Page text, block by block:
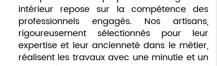
intérieur repose sur la compétence des
professionnels engagés. Nos artisans,
rigoureusement sélectionnés pour leur
expertise et leur ancienneté dans le métier,
réalisent les travaux avec une minutie et un